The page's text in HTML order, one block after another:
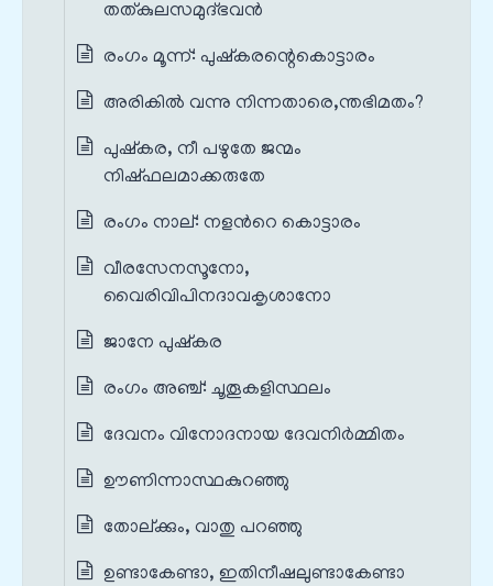
തത്കുലസമുദ്ഭവൻ
രംഗം മൂന്ന്‌: പുഷ്കരന്റെകൊട്ടാരം
അരികിൽ വന്നു നിന്നതാരെ,ന്തഭിമതം?
പുഷ്കര, നീ പഴുതേ ജന്മം
നിഷ്ഫലമാക്കരുതേ
രംഗം നാല്‌: നളന്‍റെ കൊട്ടാരം
വീരസേനസൂനോ,
വൈരിവിപിനദാവകൃശാനോ
ജാനേ പുഷ്കര
രംഗം അഞ്ച്‌: ചൂതൂകളിസ്ഥലം
ദേവനം വിനോദനായ ദേവനിർമ്മിതം
ഊണിന്നാസ്ഥകുറഞ്ഞു
തോല്ക്കും, വാതു പറഞ്ഞു
ഉണ്ടാകേണ്ടാ, ഇതിനീഷലുണ്ടാകേണ്ടാ